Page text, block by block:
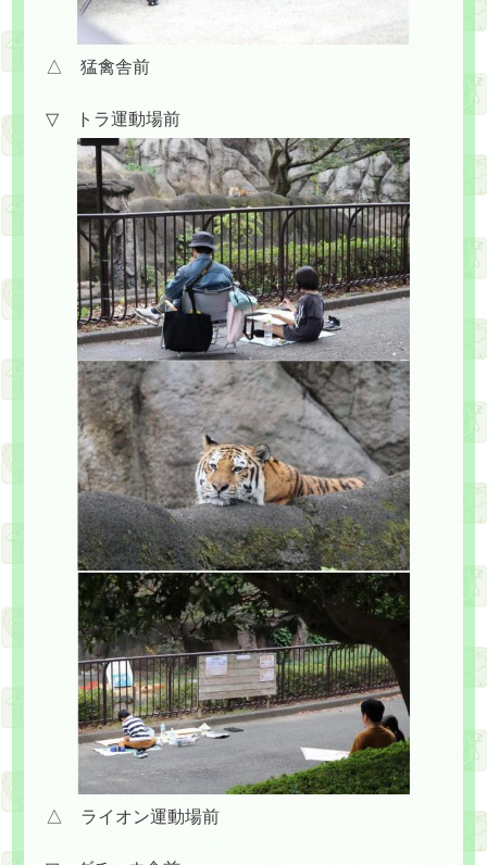
△ 猛禽舎前
▽ トラ運動場前
△ ライオン運動場前